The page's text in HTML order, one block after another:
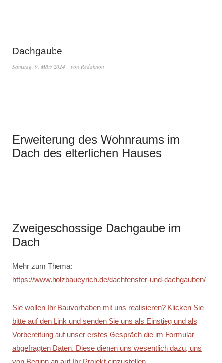
Dachgaube
Samstag, 9. März 2024 von Redaktion
Erweiterung des Wohnraums im
Dach des elterlichen Hauses
Zweigeschossige Dachgaube im
Dach
Mehr zum Thema:
https://www.holzbaueyrich.de/dachfenster-und-dachgauben/
Sie wollen Ihr Bauvorhaben mit uns realisieren? Klicken Sie
bitte auf den Link und senden Sie uns als Einstieg und als
Vorbereitung auf unser erstes Gespräch die im Formular
abgefragten Daten. Diese dienen uns wesentlich dazu, uns
von Beginn an auf Ihr Projekt einzustellen.